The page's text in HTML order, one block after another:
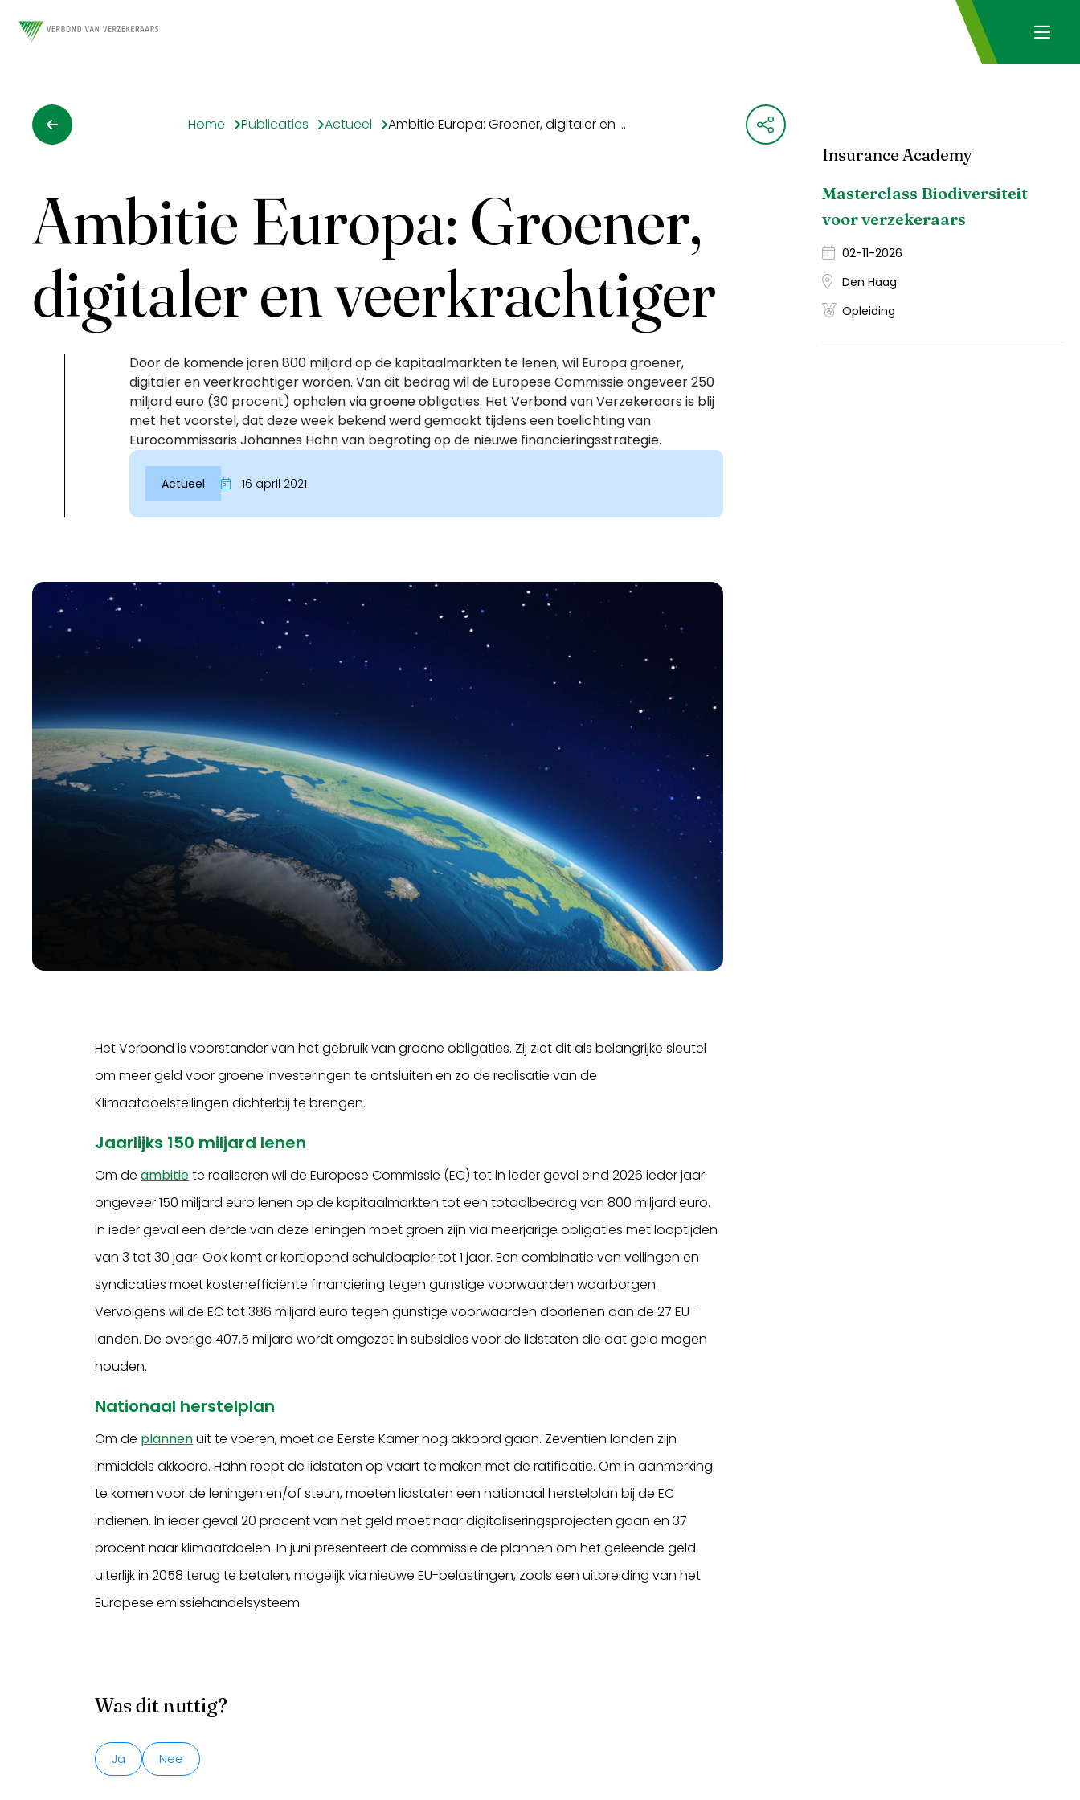
Home Publicaties Actueel Ambitie Europa: Groener, digitaler en veerkrachtiger
Ambitie Europa: Groener,
digitaler en veerkrachtiger
Door de komende jaren 800 miljard op de kapitaalmarkten te lenen, wil Europa groener,
digitaler en veerkrachtiger worden. Van dit bedrag wil de Europese Commissie ongeveer 250
miljard euro (30 procent) ophalen via groene obligaties. Het Verbond van Verzekeraars is blij
met het voorstel, dat deze week bekend werd gemaakt tijdens een toelichting van
Eurocommissaris Johannes Hahn van begroting op de nieuwe financieringsstrategie.
Actueel 16 april 2021
Het Verbond is voorstander van het gebruik van groene obligaties. Zij ziet dit als belangrijke sleutel
om meer geld voor groene investeringen te ontsluiten en zo de realisatie van de
Klimaatdoelstellingen dichterbij te brengen.
Jaarlijks 150 miljard lenen
Om deambitiete realiseren wil de Europese Commissie (EC) tot in ieder geval eind 2026 ieder jaar
ongeveer 150 miljard euro lenen op de kapitaalmarkten tot een totaalbedrag van 800 miljard euro.
In ieder geval een derde van deze leningen moet groen zijn via meerjarige obligaties met looptijden
van 3 tot 30 jaar. Ook komt er kortlopend schuldpapier tot 1 jaar. Een combinatie van veilingen en
syndicaties moet kostenefficiënte financiering tegen gunstige voorwaarden waarborgen.
Vervolgens wil de EC tot 386 miljard euro tegen gunstige voorwaarden doorlenen aan de 27 EU-
landen. De overige 407,5 miljard wordt omgezet in subsidies voor de lidstaten die dat geld mogen
houden.
Nationaal herstelplan
Om de plannenuit te voeren, moet de Eerste Kamer nog akkoord gaan. Zeventien landen zijn
inmiddels akkoord. Hahn roept de lidstaten op vaart te maken met de ratificatie. Om in aanmerking
te komen voor de leningen en/of steun, moeten lidstaten een nationaal herstelplan bij de EC
indienen. In ieder geval 20 procent van het geld moet naar digitaliseringsprojecten gaan en 37
procent naar klimaatdoelen. In juni presenteert de commissie de plannen om het geleende geld
uiterlijk in 2058 terug te betalen, mogelijk via nieuwe EU-belastingen, zoals een uitbreiding van het
Europese emissiehandelsysteem.
Was dit nuttig?
Ja Nee
Insurance Academy
Masterclass Biodiversiteit
voor verzekeraars
02-11-2026
Den Haag
Opleiding